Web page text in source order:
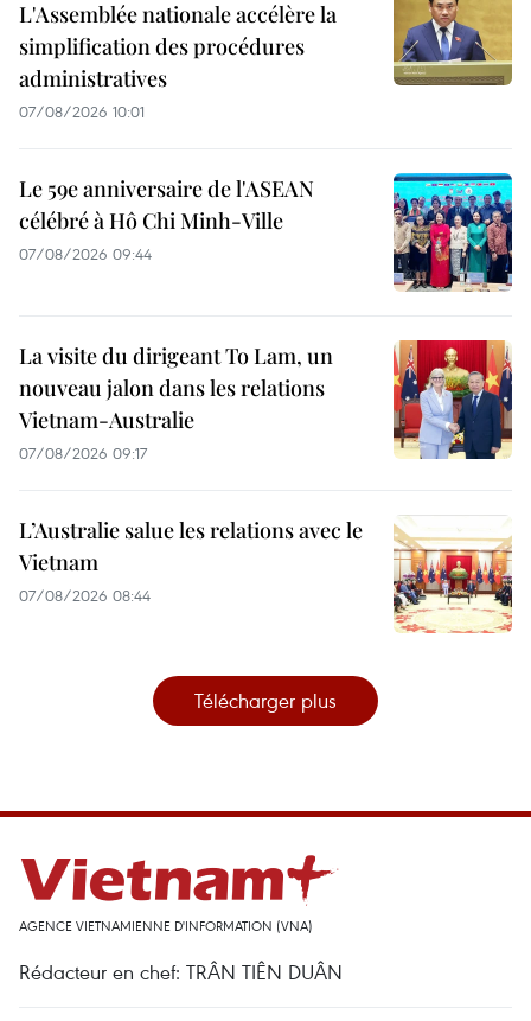
L'Assemblée nationale accélère la
simplification des procédures
administratives
07/08/2026 10:01
Le 59e anniversaire de l'ASEAN
célébré à Hô Chi Minh-Ville
07/08/2026 09:44
La visite du dirigeant To Lam, un
nouveau jalon dans les relations
Vietnam-Australie
07/08/2026 09:17
L’Australie salue les relations avec le
Vietnam
07/08/2026 08:44
Télécharger plus
AGENCE VIETNAMIENNE D'INFORMATION (VNA)
Rédacteur en chef: TRÂN TIÊN DUÂN